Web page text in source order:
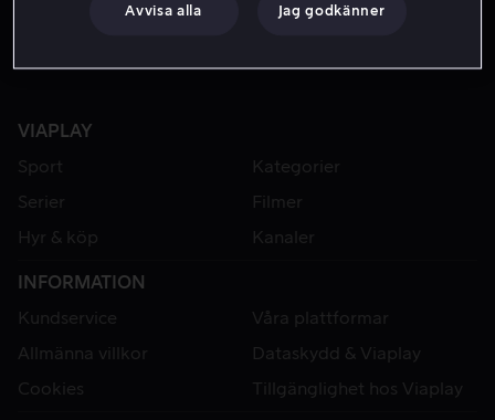
VIAPLAY
Sport
Kategorier
Serier
Filmer
Hyr & köp
Kanaler
INFORMATION
Kundservice
Våra plattformar
Allmänna villkor
Dataskydd & Viaplay
Cookies
Tillgänglighet hos Viaplay
Avvisa alla Jag godkänner